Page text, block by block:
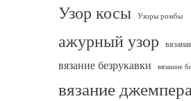
Узор косы Узоры ромбы
ажурный узор
вязание безрукавки вязание
вязание